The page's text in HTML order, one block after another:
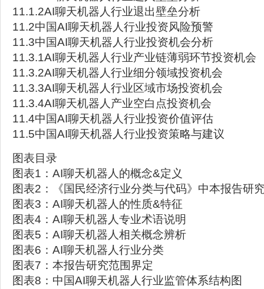
11.1.2AI聊天机器人行业退出壁垒分析
11.2中国AI聊天机器人行业投资风险预警
11.3中国AI聊天机器人行业投资机会分析
11.3.1AI聊天机器人行业产业链薄弱环节投资机会
11.3.2AI聊天机器人行业细分领域投资机会
11.3.3AI聊天机器人行业区域市场投资机会
11.3.4AI聊天机器人产业空白点投资机会
11.4中国AI聊天机器人行业投资价值评估
11.5中国AI聊天机器人行业投资策略与建议
图表目录
图表1：AI聊天机器人的概念&定义
图表2：《国民经济行业分类与代码》中本报告研
图表3：AI聊天机器人的性质&特征
图表4：AI聊天机器人专业术语说明
图表5：AI聊天机器人相关概念辨析
图表6：AI聊天机器人行业分类
图表7：本报告研究范围界定
图表8：中国AI聊天机器人行业监管体系结构图